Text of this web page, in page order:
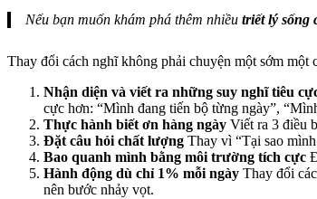
Nếu bạn muốn khám phá thêm nhiều triết lý sống
Thay đổi cách nghĩ không phải chuyện một sớm một
Nhận diện và viết ra những suy nghĩ tiêu
cực hơn: “Mình đang tiến bộ từng ngày”,
Thực hành biết ơn hàng ngày Viết ra 3 điều
Đặt câu hỏi chất lượng Thay vì “Tại sao
Bao quanh mình bằng môi trường tích cực
Hành động dù chỉ 1% mỗi ngày Thay đổi
nên bước nhảy vọt.